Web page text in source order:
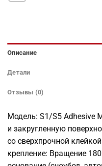
Описание
Детали
Отзывы (0)
Модель: S1/S5 Adhesive
и закругленную
со сверхпрочной
крепление: Вращение